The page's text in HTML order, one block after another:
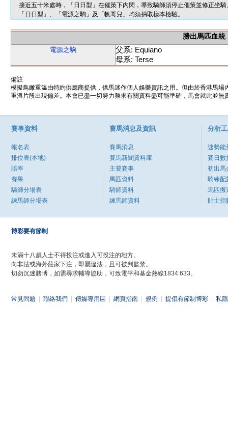
接近五十米處時，「日日型」在催策下內閃，導致騎師須停止催策並修正坐騎
「日日型」、「電源之駒」及「帆哥兒」均須抽取樣本檢驗。
勝出馬匹血統
電源之駒
父系: Equiano
母系: Terse
備註
模擬鳥瞰重溫由特約供應商提供，供馬迷作個人娛樂資訊之用。但由於香港馬
重溫片段出現偏差。本會已盡一切努力務求有關資料盡可能準確，馬會就此並
賽事資料
報名表
排位表(本地)
賠率
賽果
騎師分場表
練馬師分場表
賽馬消息及資訊
賽馬消息
賽馬新聞資料庫
主要賽事
馬匹資料
騎師資料
練馬師資料
分析
速勢能
賽日數
初出馬
騎練配
馬匹搬
貼士指
博彩要有節制
未滿十八歲人士不得投注或進入可投注的地方。
向非法或海外莊家下注，即屬違法，且可被判監禁。
切勿沉迷賭博，如需尋求輔導協助，可致電平和基金熱線1834 633。
常見問題 聯絡我們 傳媒專用區 網頁指南 規例 提倡有節制博彩 私